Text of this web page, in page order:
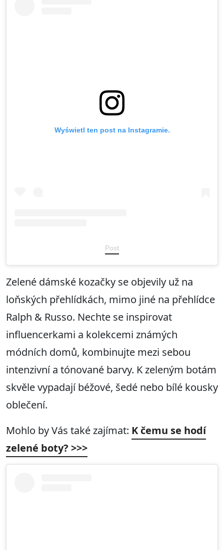
Wyświetl ten post na Instagramie.
Post
Zelené dámské kozačky se objevily už na
loňských přehlídkách, mimo jiné na přehlídce
Ralph & Russo. Nechte se inspirovat
influencerkami a kolekcemi známých
módních domů, kombinujte mezi sebou
intenzivní a tónované barvy. K zeleným botám
skvěle vypadají béžové, šedé nebo bílé kousky
oblečení.
Mohlo by Vás také zajímat: K čemu se hodí
zelené boty? >>>